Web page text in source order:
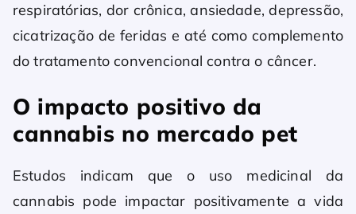
respiratórias, dor crônica, ansiedade, depressão,
cicatrização de feridas e até como complemento
do tratamento convencional contra o câncer.
O impacto positivo da
cannabis no mercado pet
Estudos indicam que o uso medicinal da
cannabis pode impactar positivamente a vida